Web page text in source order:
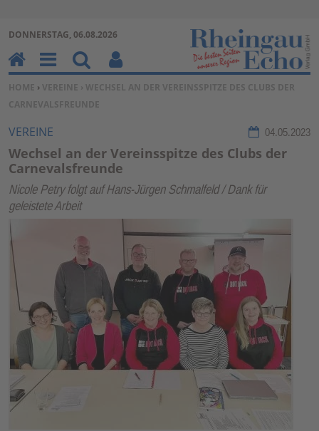
Zum Inhalt springen ↓
DONNERSTAG, 06.08.2026
SIE BEFINDEN SICH HIER:
HOME › VEREINE › WECHSEL AN DER VEREINSSPITZE DES CLUBS DER
CARNEVALSFREUNDE
VEREINE 04.05.2023
Wechsel an der Vereinsspitze des Clubs der
Carnevalsfreunde
Nicole Petry folgt auf Hans-Jürgen Schmalfeld / Dank für
geleistete Arbeit
H
o
m
e
M
en
u
Su
ch
en
Be
nu
un
kti
on